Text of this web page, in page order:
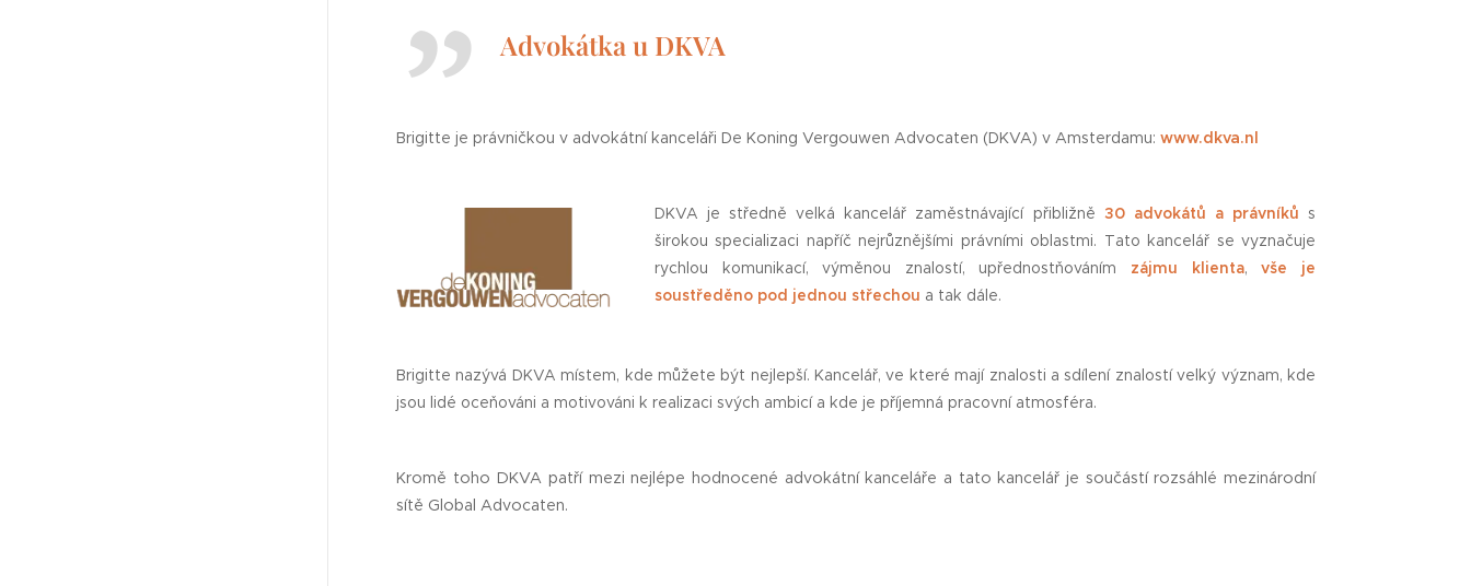
Advokátka u DKVA
Brigitte je právničkou v advokátní kanceláři De Koning Vergouwen Advocaten (DKVA) v Amsterdamu: www.dkva.nl
DKVA je středně velká kancelář zaměstnávající přibližně 30 advokátů a právníkůs
širokou specializaci napříč nejrůznějšími právními oblastmi. Tato kancelář se vyznačuje
rychlou komunikací, výměnou znalostí, upřednostňováním zájmu klienta,vše je
soustředěno pod jednou střechou a tak dále.
Brigitte nazývá DKVA místem, kde můžete být nejlepší. Kancelář, ve které mají znalosti a sdílení znalostí velký význam, kde
jsou lidé oceňováni a motivováni k realizaci svých ambicí a kde je příjemná pracovní atmosféra.
Kromě toho DKVA patří mezi nejlépe hodnocené advokátní kanceláře a tato kancelář je součástí rozsáhlé mezinárodní
sítě Global Advocaten.